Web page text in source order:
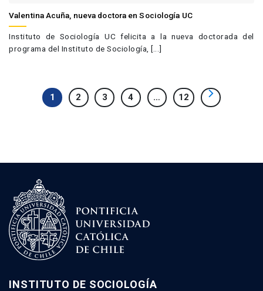
Valentina Acuña, nueva doctora en Sociología UC
Instituto de Sociología UC felicita a la nueva doctorada del
programa del Instituto de Sociología, [...]
1 2 3 4 … 12
INSTITUTO DE SOCIOLOGÍA